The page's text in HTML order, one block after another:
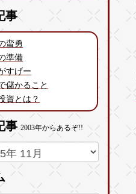
事
蛮勇
準備
すげー
儲かること
資とは？
事2003年からあるぞ!!